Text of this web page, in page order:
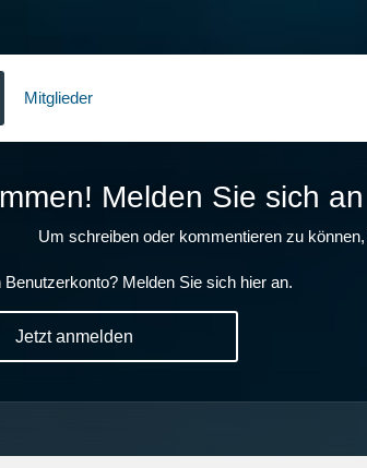
Mitglieder
Melden Sie sich
Um schreiben oder kommentieren zu
Benutzerkonto? Melden Sie sich hier an.
Jetzt anmelden